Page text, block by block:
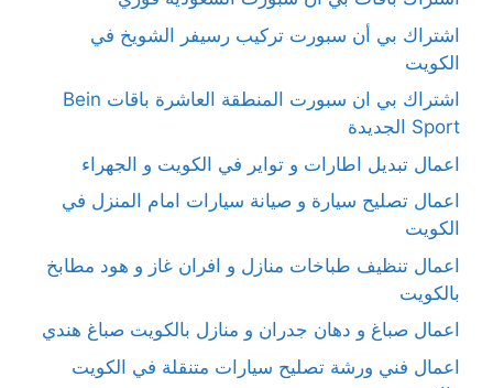
اشتراك بي أن سبورت تركيب رسيفر الشويخ في
الكويت
اشتراك بي ان سبورت المنطقة العاشرة باقات Bein
Sport الجديدة
اعمال تبديل اطارات و تواير في الكويت و الجهراء
اعمال تصليح سيارة و صيانة سيارات امام المنزل في
الكويت
اعمال تنظيف طباخات منازل و افران غاز و هود مطابخ
بالكويت
اعمال صباغ و دهان جدران و منازل بالكويت صباغ هندي
اعمال فني ورشة تصليح سيارات متنقلة في الكويت